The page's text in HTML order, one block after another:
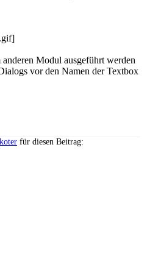
Modul ausgeführt werden
vor den Namen der Textbox
koter für diesen Beitrag: